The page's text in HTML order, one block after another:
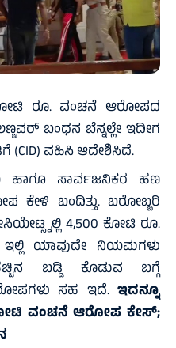
ರೂ. ವಂಚನೆ ಆರೋಪದ
ಬಂಧನ ಬೆನ್ನಲ್ಲೇ ಇದೀಗ
(CID) ವಹಿಸಿ ಆದೇಶಿಸಿದೆ.
ಹಾಗೂ ಸಾರ್ವಜನಿಕರ ಹಣ
ಕೇಳಿ ಬಂದಿತ್ತು. ಬರೋಬ್ಬರಿ
4,500 ಕೋಟಿ ರೂ.
ಇಲ್ಲಿ ಯಾವುದೇ ನಿಯಮಗಳು
ಬಡ್ಡಿ ಕೊಡುವ ಬಗ್ಗೆ
ಸಹ ಇದೆ. ಇದನ್ನೂ
ವಂಚನೆ ಆರೋಪ ಕೇಸ್;